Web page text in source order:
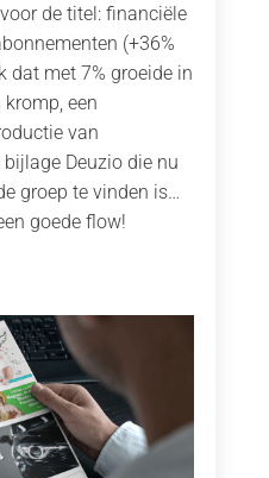
de titel: financiële
(+36%
dat met 7% groeide in
een
van
bijlage Deuzio die nu
groep te vinden is…
goede flow!